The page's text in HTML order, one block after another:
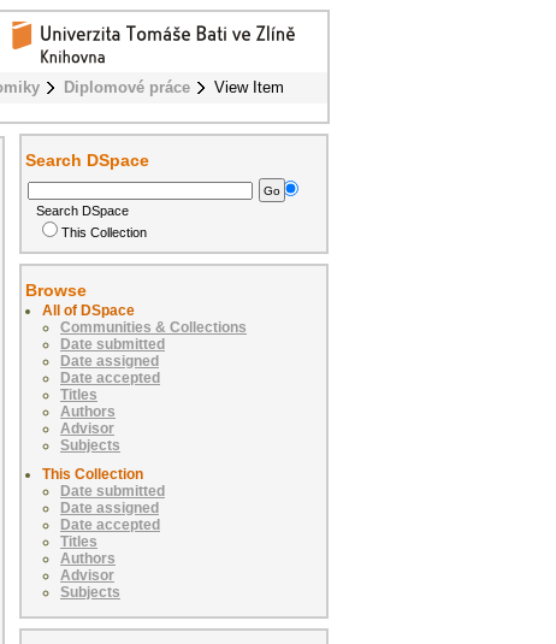
Diplomové práce View Item
Search DSpace
Search DSpace
This Collection
Browse
All of DSpace
Communities & Collections
Date submitted
Date assigned
Date accepted
Titles
Authors
Advisor
Subjects
This Collection
Date submitted
Date assigned
Date accepted
Titles
Authors
Advisor
Subjects